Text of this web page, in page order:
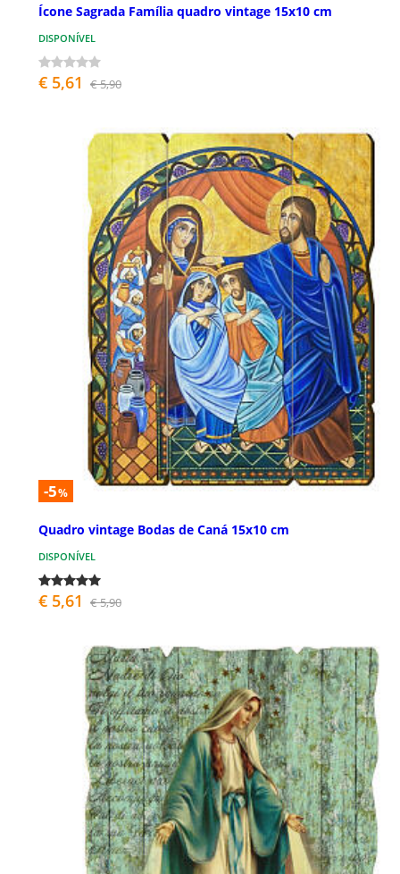
Ícone Sagrada Família quadro vintage 15x10 cm
DISPONÍVEL
€ 5,61 € 5,90
-5%
Quadro vintage Bodas de Caná 15x10 cm
DISPONÍVEL
€ 5,61 € 5,90